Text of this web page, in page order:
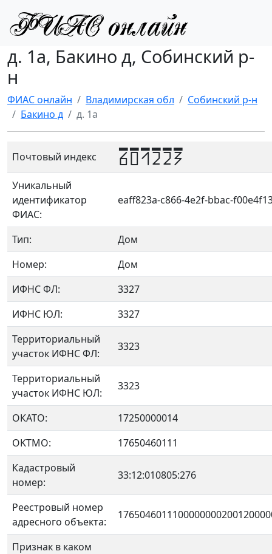
д. 1а, Бакино д, Собинский р-
н
ФИАС онлайн Владимирская обл
Собинский р-н
Бакино д
д. 1а
Почтовый индекс 601223
Уникальный
идентификатор
ФИАС:
eaff823a-c866-4e2f-bbac-
Тип:
Дом
Номер:
Дом
ИФНС ФЛ:
3327
ИФНС ЮЛ:
3327
Территориальный
участок ИФНС ФЛ:
3323
Территориальный
участок ИФНС ЮЛ:
3323
ОКАТО:
17250000014
OKTMO:
17650460111
Кадастровый
номер:
33:12:010805:276
Реестровый номер
адресного объекта:
Признак в каком